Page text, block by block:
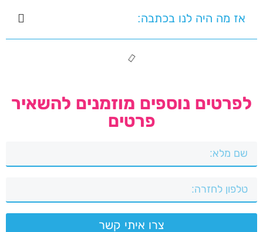
אז מה היה לנו בכתבה:
לפרטים נוספים מוזמנים להשאיר
פרטים
צרו איתי קשר